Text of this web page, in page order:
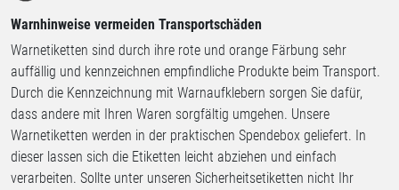
Warnhinweise vermeiden Transportschäden
Warnetiketten sind durch ihre rote und orange Färbung sehr
auffällig und kennzeichnen empfindliche Produkte beim Transport.
Durch die Kennzeichnung mit Warnaufklebern sorgen Sie dafür,
dass andere mit Ihren Waren sorgfältig umgehen. Unsere
Warnetiketten werden in der praktischen Spendebox geliefert. In
dieser lassen sich die Etiketten leicht abziehen und einfach
verarbeiten. Sollte unter unseren Sicherheitsetiketten nicht Ihr